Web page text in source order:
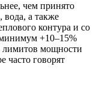
чем принято
вода, а также
контура и со
минимум +10–15%
мощности
часто говорят